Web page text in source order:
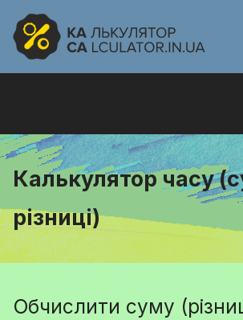
Калькулятор часу
різниці)
Обчислити суму